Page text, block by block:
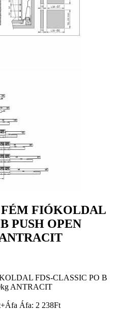
FÉM FIÓKOLDAL
PUSH OPEN
FDS-CLASSIC PO B
ANTRACIT
+Áfa Áfa: 2 238Ft